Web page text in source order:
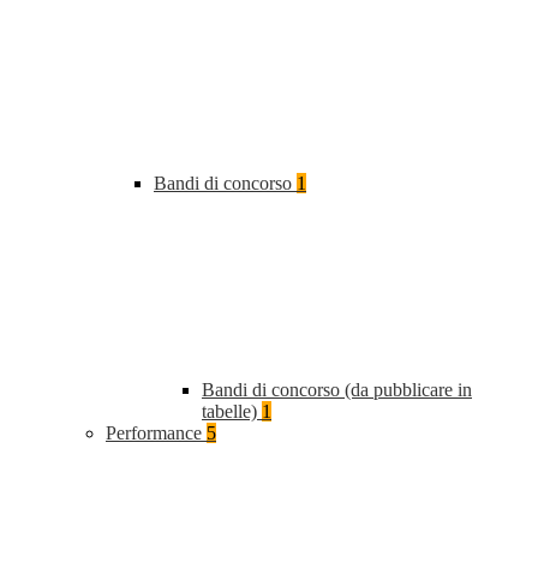
Bandi di concorso 1
Bandi di concorso (da pubblicare in
tabelle) 1
Performance 5